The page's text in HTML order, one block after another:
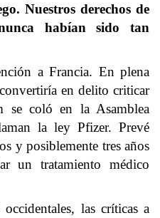
Nuestros derechos de
habían sido tan
a Francia. En plena
en delito criticar
se coló en la Asamblea
la ley Pfizer. Prevé
y posiblemente tres años
un tratamiento médico
las críticas a